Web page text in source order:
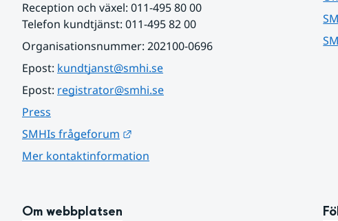
Reception och växel: 011-495 80 00
Telefon kundtjänst: 011-495 82 00
Organisationsnummer: 202100-0696
Epost: kundtjanst@smhi.se
Epost: registrator@smhi.se
Press
SMHIs frågeforum
Mer kontaktinformation
Om webbplatsen